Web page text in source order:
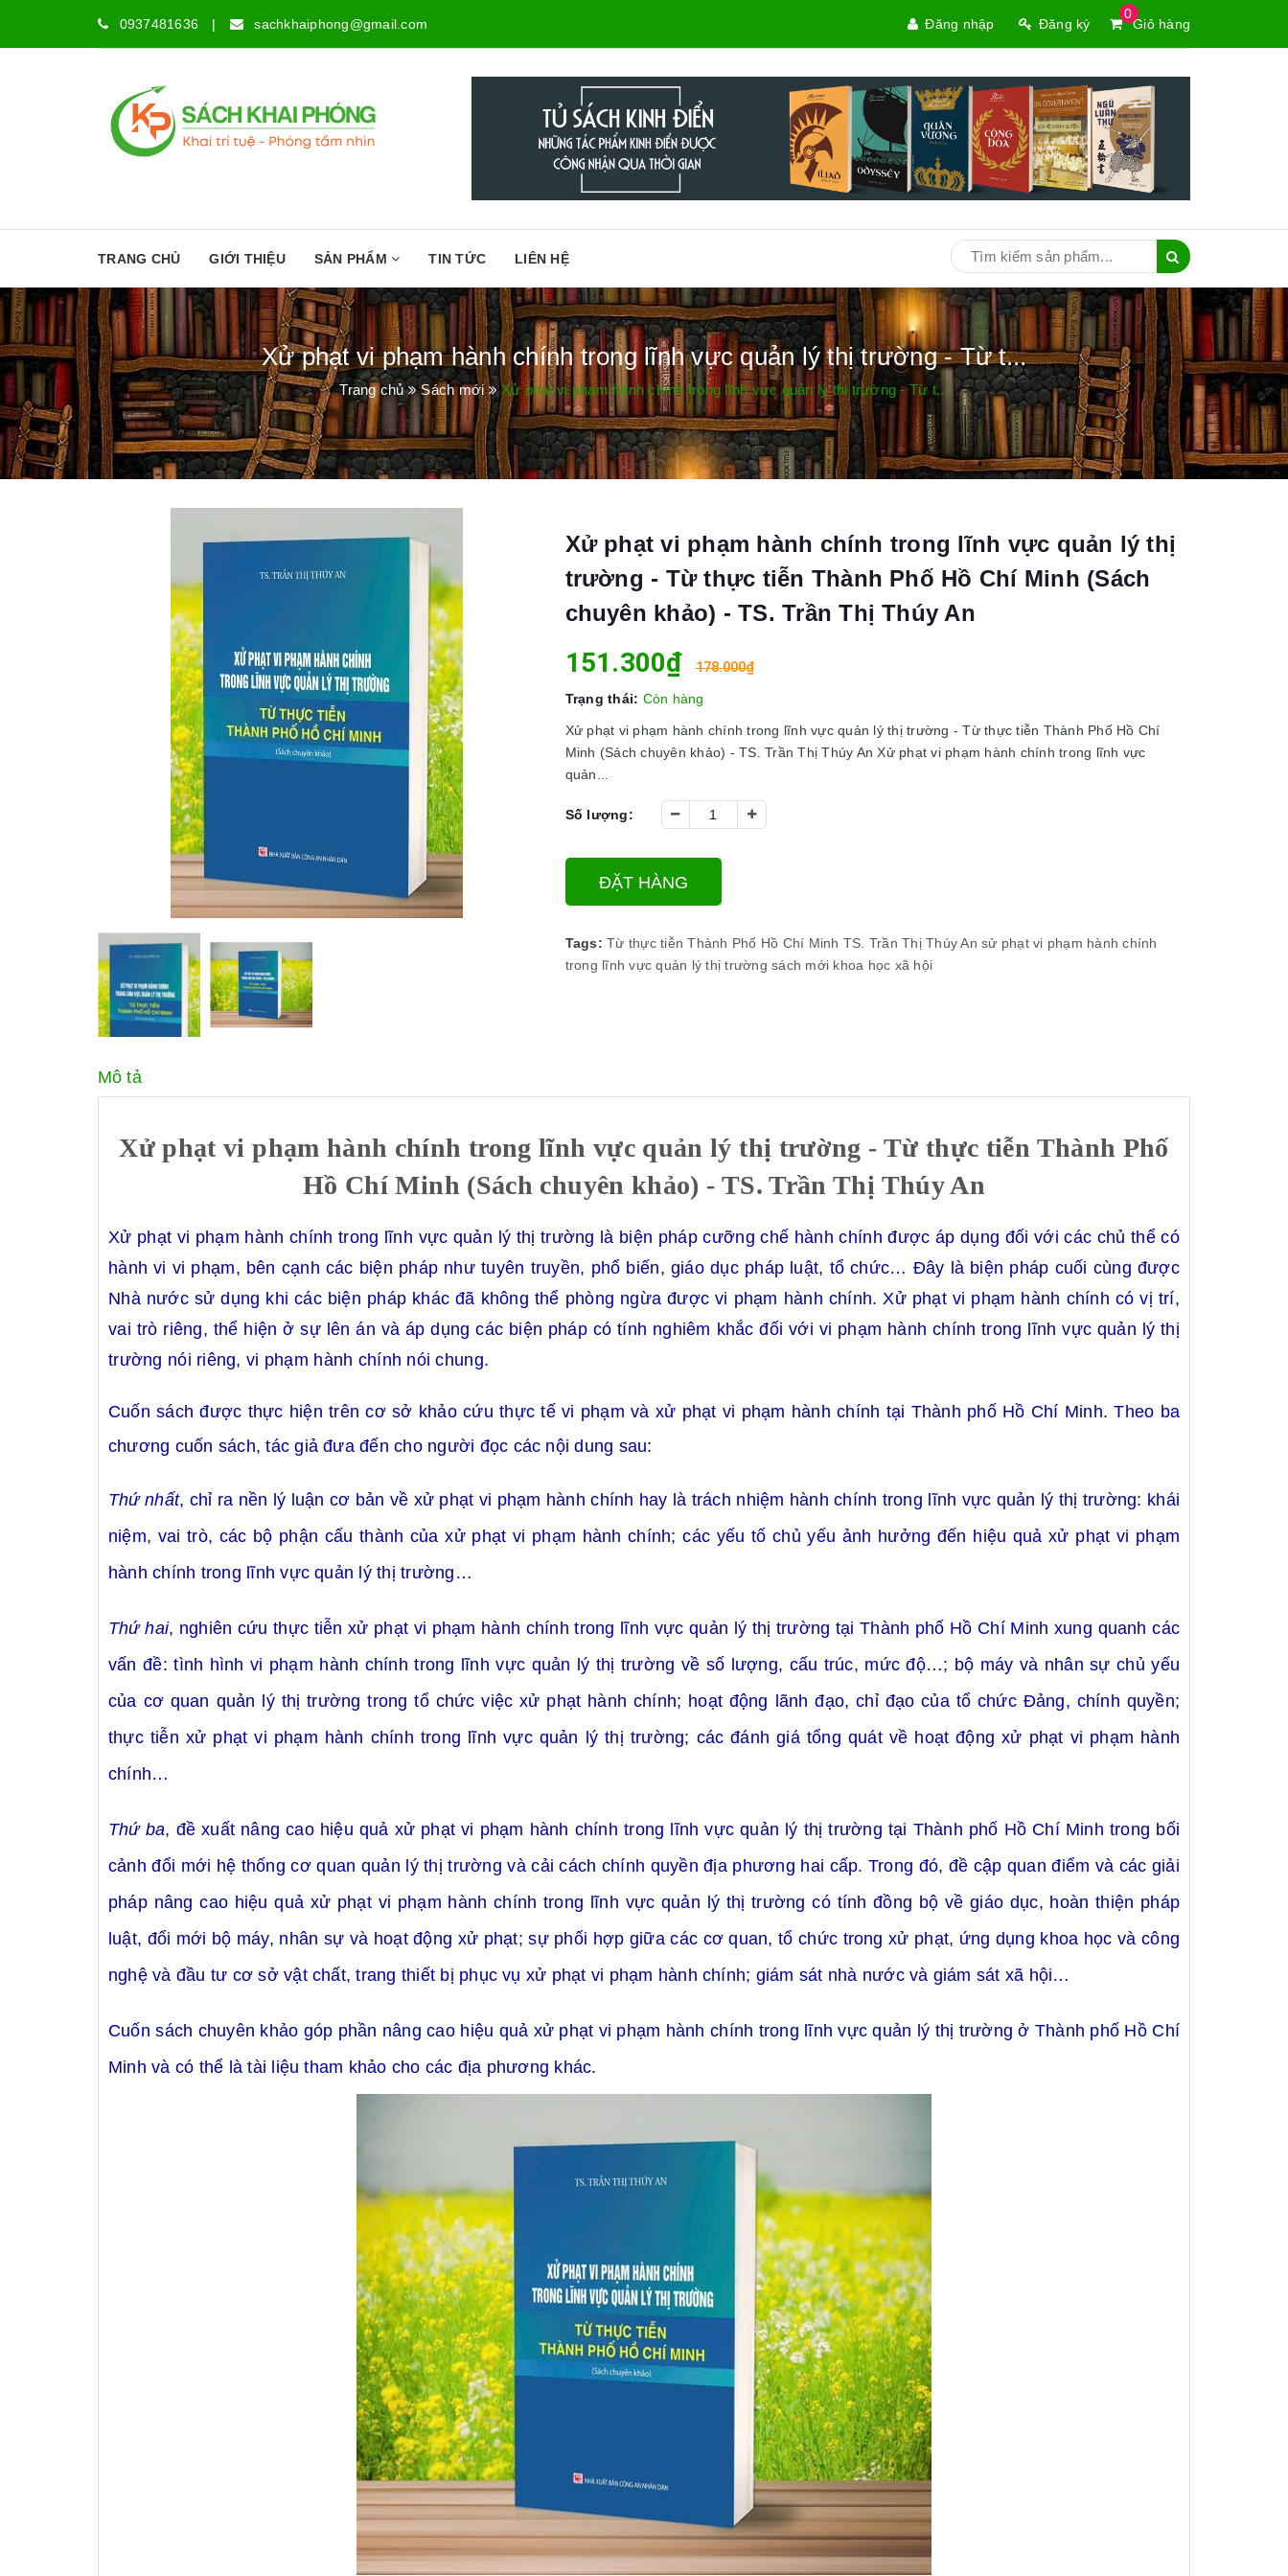
0937481636 | sachkhaiphong@gmail.com
0
Giỏ hàng
Đăng nhập Đăng ký
TRANG CHỦ GIỚI THIỆU SẢN PHẨM TIN TỨC LIÊN HỆ
Xử phạt vi phạm hành chính trong lĩnh vực quản lý thị trường - Từ t...
Trang chủ Sách mới Xử phạt vi phạm hành chính trong lĩnh vực quản lý thị trường - Từ t...
Xử phạt vi phạm hành chính trong lĩnh vực quản lý thị
trường - Từ thực tiễn Thành Phố Hồ Chí Minh (Sách
chuyên khảo) - TS. Trần Thị Thúy An
151.300₫ 178.000₫
Trạng thái: Còn hàng
Xử phạt vi phạm hành chính trong lĩnh vực quản lý thị trường - Từ thực tiễn Thành Phố Hồ Chí
Minh (Sách chuyên khảo) - TS. Trần Thị Thúy An Xử phạt vi phạm hành chính trong lĩnh vực
quản...
Số lượng:
ĐẶT HÀNG
Tags: Từ thực tiễn Thành Phố Hồ Chí Minh TS. Trần Thị Thúy An sử phạt vi phạm hành chính
trong lĩnh vực quản lý thị trường sách mới khoa học xã hội
Mô tả
Xử phạt vi phạm hành chính trong lĩnh vực quản lý thị trường - Từ thực tiễn Thành Phố
Hồ Chí Minh (Sách chuyên khảo) - TS. Trần Thị Thúy An
Xử phạt vi phạm hành chính trong lĩnh vực quản lý thị trường là biện pháp cưỡng chế hành chính được áp dụng đối với các chủ thể có
hành vi vi phạm, bên cạnh các biện pháp như tuyên truyền, phổ biến, giáo dục pháp luật, tổ chức… Đây là biện pháp cuối cùng được
Nhà nước sử dụng khi các biện pháp khác đã không thể phòng ngừa được vi phạm hành chính. Xử phạt vi phạm hành chính có vị trí,
vai trò riêng, thể hiện ở sựlênán và áp dụng các biện pháp có tính nghiêm khắc đối với vi phạm hành chính trong lĩnh vực quản lý thị
trường nói riêng, vi phạm hành chính nói chung.
Cuốn sách được thực hiện trên cơ sở khảo cứu thực tế vi phạm và xử phạt vi phạm hành chính tại Thành phố Hồ Chí Minh. Theo ba
chương cuốn sách, tác giả đưa đến cho người đọc các nội dung sau:
Thứ nhất, chỉ ra nền lý luận cơ bản về xử phạt vi phạm hành chính hay là trách nhiệm hành chính trong lĩnh vực quản lý thị trường: khái
niệm, vai trò, các bộ phận cấu thành của xử phạt vi phạm hành chính; các yếu tố chủ yếu ảnh hưởng đến hiệu quả xử phạt vi phạm
hành chính trong lĩnh vực quản lý thị trường…
Thứ hai, nghiên cứu thực tiễn xử phạt vi phạm hành chính trong lĩnh vực quản lý thị trường tại Thành phố Hồ Chí Minh xung quanh các
vấn đề: tình hình vi phạm hành chính trong lĩnh vực quản lý thị trường về số lượng, cấu trúc, mức độ…; bộ máy và nhân sự chủ yếu
của cơ quan quản lý thị trường trong tổ chức việc xử phạt hành chính; hoạt động lãnh đạo, chỉ đạo của tổ chức Đảng, chính quyền;
thực tiễn xử phạt vi phạm hành chính trong lĩnh vực quản lý thị trường; các đánh giá tổng quát về hoạt động xử phạt vi phạm hành
chính…
Thứ ba, đề xuất nâng cao hiệu quả xử phạt vi phạm hành chính trong lĩnh vực quản lý thị trường tại Thành phố Hồ Chí Minhtrong bối
cảnh đổi mới hệ thống cơ quan quản lý thị trường và cải cách chính quyền địa phương hai cấp. Trong đó, đề cập quan điểm và các giải
pháp nâng cao hiệu quả xử phạt vi phạm hành chính trong lĩnh vực quản lý thị trườngcó tính đồng bộ về giáo dục, hoàn thiện pháp
luật, đổi mới bộ máy, nhân sự và hoạt động xử phạt; sự phối hợp giữa các cơ quan, tổ chức trong xử phạt, ứng dụng khoa học và công
nghệ và đầu tư cơ sở vật chất, trang thiết bị phục vụ xử phạt vi phạm hành chính; giám sát nhà nước và giám sát xã hội…
Cuốn sách chuyên khảo góp phần nâng cao hiệu quả xử phạt vi phạm hành chính trong lĩnh vực quản lý thị trường ở Thành phố Hồ Chí
Minh và có thể là tài liệu tham khảo cho các địa phương khác.